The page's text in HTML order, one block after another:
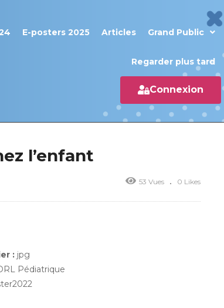
E-posters 2025 Articles Grand Public
Regarder plus tard
Connexion
l’enfant
53 Vues 0 Likes
: jpg
Pédiatrique